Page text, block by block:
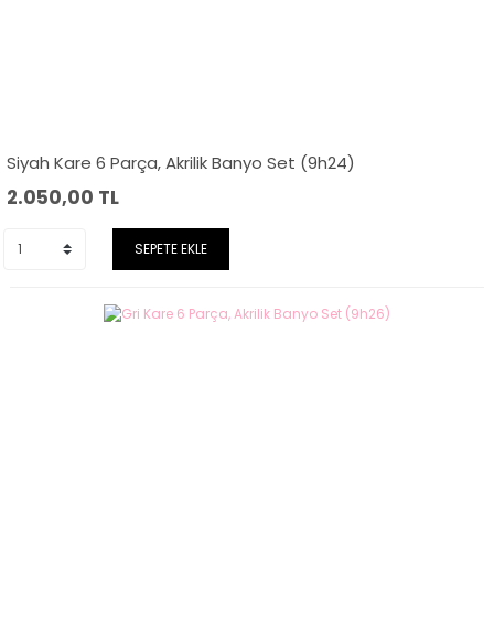
Siyah Kare 6 Parça, Akrilik Banyo Set (9h24)
2.050,00 TL
SEPETE EKLE